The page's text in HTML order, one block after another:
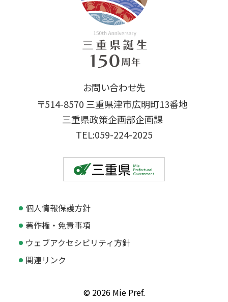
お問い合わせ先
〒514-8570 三重県津市広明町13番地
三重県政策企画部企画課
TEL:059-224-2025
個人情報保護方針
著作権・免責事項
ウェブアクセシビリティ方針
関連リンク
© 2026 Mie Pref.